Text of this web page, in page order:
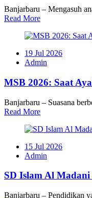
Banjarbaru – Mengasuh
Read More
19 Jul 2026
Admin
MSB 2026: Saat
Banjarbaru – Suasana
Read More
15 Jul 2026
Admin
SD Islam Al
Banjarbaru – Pendidikan